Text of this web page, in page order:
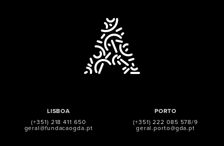
LISBOA
(+351) 218 411 650
geral@fundacaogda.pt
PORTO
(+351) 222 085 578/9
geral.porto@gda.pt